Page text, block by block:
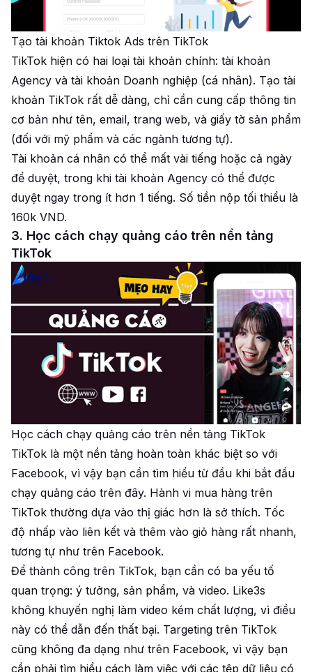
Tạo tài khoản Tiktok Ads trên TikTok
TikTok hiện có hai loại tài khoản chính: tài khoản
Agency và tài khoản Doanh nghiệp (cá nhân). Tạo tài
khoản TikTok rất dễ dàng, chỉ cần cung cấp thông tin
cơ bản như tên, email, trang web, và giấy tờ sản phẩm
(đối với mỹ phẩm và các ngành tương tự).
Tài khoản cá nhân có thể mất vài tiếng hoặc cả ngày
để duyệt, trong khi tài khoản Agency có thể được
duyệt ngay trong ít hơn 1 tiếng. Số tiền nộp tối thiểu là
160k VND.
3. Học cách chạy quảng cáo trên nền tảng
TikTok
Học cách chạy quảng cáo trên nền tảng TikTok
TikTok là một nền tảng hoàn toàn khác biệt so với
Facebook, vì vậy bạn cần tìm hiểu từ đầu khi bắt đầu
chạy quảng cáo trên đây. Hành vi mua hàng trên
TikTok thường dựa vào thị giác hơn là sở thích. Tốc
độ nhấp vào liên kết và thêm vào giỏ hàng rất nhanh,
tương tự như trên Facebook.
Để thành công trên TikTok, bạn cần có ba yếu tố
quan trọng: ý tưởng, sản phẩm, và video. Like3s
không khuyến nghị làm video kém chất lượng, vì điều
này có thể dẫn đến thất bại. Targeting trên TikTok
cũng không đa dạng như trên Facebook, vì vậy bạn
cần phải tìm hiểu cách làm việc với các tệp dữ liệu có